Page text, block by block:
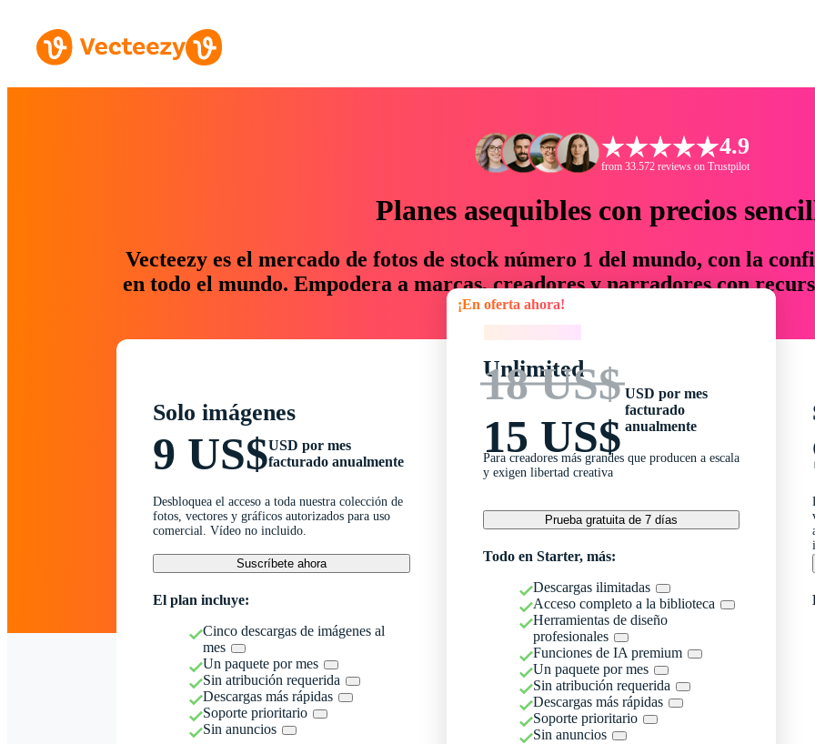
4.9
from 33.572 reviews on Trustpilot
Planes asequibles con precios
Vecteezy es el mercado de fotos de stock número 1 del mundo, con la
en todo el mundo. Empodera a marcas, creadores y narradores con
un 76 % en tiempo y presupuesto.
Solo imágenes
9 US$USD por mes
facturado anualmente
Desbloquea el acceso a toda nuestra colección de
fotos, vectores y gráficos autorizados para uso
comercial. Vídeo no incluido.
Suscríbete ahora
El plan incluye:
Cinco descargas de imágenes al
mes
Un paquete por mes
Sin atribución requerida
Descargas más rápidas
Soporte prioritario
Sin anuncios
¡En oferta ahora!
Unlimited
18 US$
15 US$
USD por mes
facturado
anualmente
Para creadores más grandes que producen a escala
y exigen libertad creativa
Prueba gratuita de 7 días
Todo en Starter, más:
Descargas ilimitadas
Acceso completo a la biblioteca
Herramientas de diseño
profesionales
Funciones de IA premium
Un paquete por mes
Sin atribución requerida
Descargas más rápidas
Soporte prioritario
Sin anuncios